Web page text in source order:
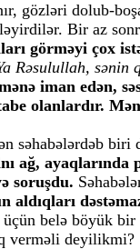
gözləri dolub-
Bir az
görməyi çox
Rəsulullah, sənin
iman edən,
olanlardır.
səhabələrdəb biri
ağ,
soruşdu.
belə böyük
verməli deyilikmi?